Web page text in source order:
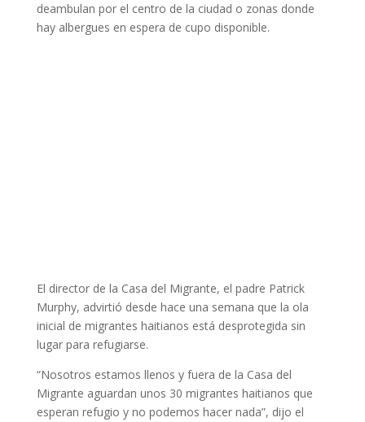
deambulan por el centro de la ciudad o zonas donde
hay albergues en espera de cupo disponible.
El director de la Casa del Migrante, el padre Patrick
Murphy, advirtió desde hace una semana que la ola
inicial de migrantes haitianos está desprotegida sin
lugar para refugiarse.
“Nosotros estamos llenos y fuera de la Casa del
Migrante aguardan unos 30 migrantes haitianos que
esperan refugio y no podemos hacer nada”, dijo el